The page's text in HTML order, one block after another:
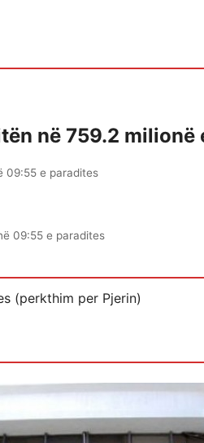
në 759.2 milionë
09:55 e paradites
09:55 e paradites
(perkthim per Pjerin)